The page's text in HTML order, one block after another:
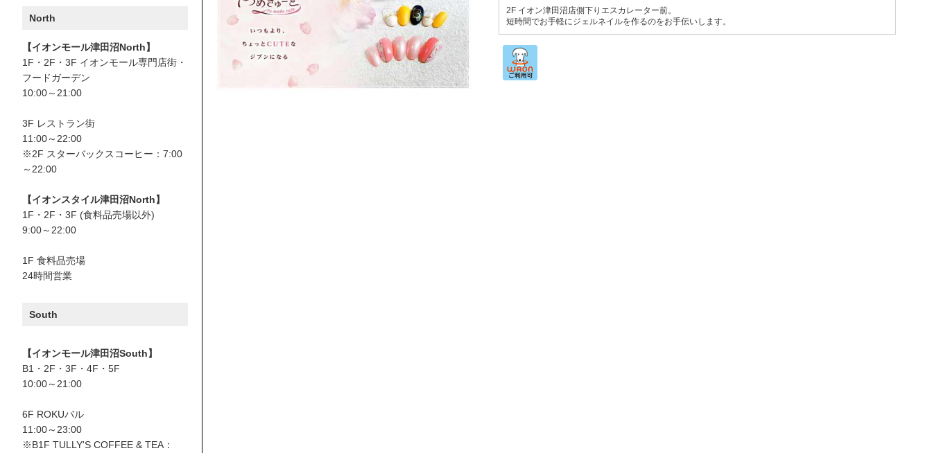
2F イオン津田沼店側下りエスカレーター前。
短時間でお手軽にジェルネイルを作るのをお手伝いします。
North
【イオンモール津田沼North】
1F・2F・3F イオンモール専門店街・
フードガーデン
10:00～21:00
3F レストラン街
11:00～22:00
※2F スターバックスコーヒー：7:00
～22:00
【イオンスタイル津田沼North】
1F・2F・3F (食料品売場以外)
9:00～22:00
1F 食料品売場
24時間営業
South
【イオンモール津田沼South】
B1・2F・3F・4F・5F
10:00～21:00
6F ROKUバル
11:00～23:00
※B1F TULLY'S COFFEE & TEA：